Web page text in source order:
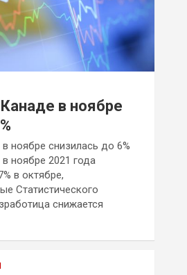
в ноябре
ноябре снизилась до 6%
ноябре 2021 года
в октябре,
Статистического
снижается